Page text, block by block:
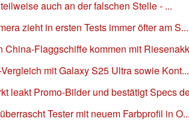
auch an der falschen Stelle - ...
zieht in ersten Tests immer öfter am S...
Flaggschiffe kommen mit
mit Galaxy S25 Ultra sowie Kont...
leakt Promo-Bilder und bestätigt Specs
Tester mit neuem Farbprofil in O...